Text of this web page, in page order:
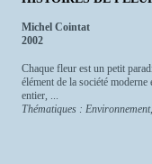
Michel Cointat
2002
Chaque fleur est un petit
élément de la société
entier, ...
Thématiques :